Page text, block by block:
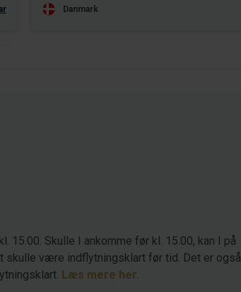
Danmark
15.00. Skulle I ankomme før kl. 15.00, kan I på
være indflytningsklart før tid. Det er også
Læs mere her.